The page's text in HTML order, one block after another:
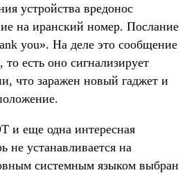
устройства вредонос
на иранский номер. Послание
you». На деле это сообщение
то есть оно сигнализирует
что заражен новый гаджет и
и еще одна интересная
не устанавливается на
системным языком выбран